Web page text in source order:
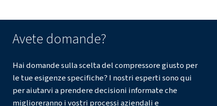
I COMPRESSORI MONOSTADIO SONO PERFETTI PER ATTIVITÀ
APPLICAZIONI INDUSTRIALI AD ALTA PRESSIONE